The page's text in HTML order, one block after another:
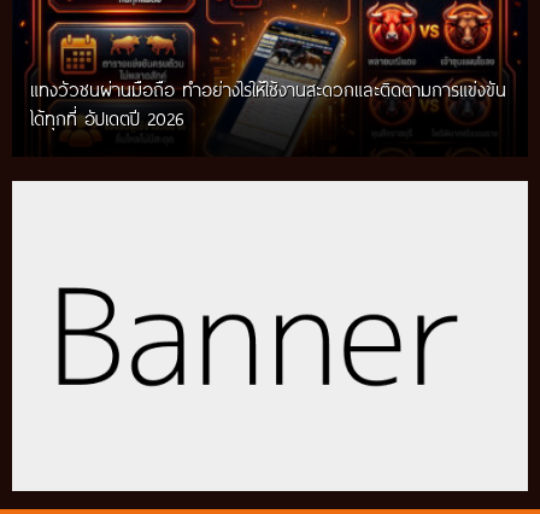
แทงวัวชนผ่านมือถือ ทำอย่างไรให้ใช้งานสะดวกและติดตามการแข่งขัน
ได้ทุกที่ อัปเดตปี 2026